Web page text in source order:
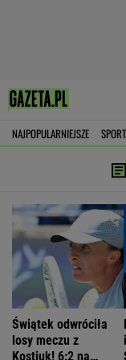
NAJPOPULARNIEJSZE
Świątek odwróciła
losy meczu z
Kostiuk! 6:2 na